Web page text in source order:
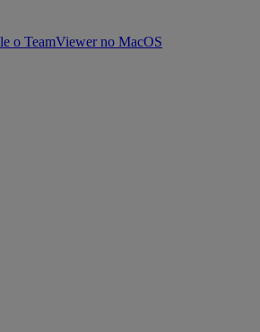
o TeamViewer no MacOS